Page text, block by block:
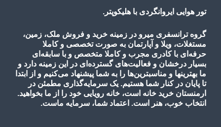
تور هوایی ایروانگردی با هلیکوپتر.
گروه ترانسفری میرو در زمینه خرید و فروش ملک، زمین،
مستغلات، ویلا و آپارتمان به صورت تخصصی و کاملا
حرفه‌ای با کادری مجرب و کاملا متخصص و با سابقه‌ای
بسیار درخشان و فعالیت‌های گسترده‌ای در این زمینه دارد و
ما بهترینها و مناسبترین‌ها را به شما پیشنهاد می‌کنیم و از ابتدا
تا پایان در کنار شما هستیم. یک سرمایه‌گذاری مطمئن در
ارمنستان خرید خانه است، خانه رویایی خود را از ما بخواهید.
انتخاب خوب، هنر است. اعتماد شما، سرمایه ماست.